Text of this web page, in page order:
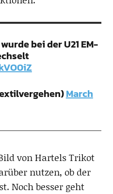
bei der U21 EM-
March
von Hartels Trikot
nutzen, ob der
Noch besser geht